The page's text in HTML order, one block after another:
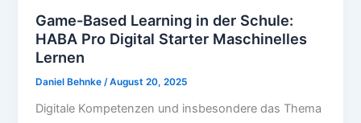
Game-Based Learning in der Schule:
HABA Pro Digital Starter Maschinelles
Lernen
Daniel Behnke/August 20, 2025
Digitale Kompetenzen und insbesondere das Thema